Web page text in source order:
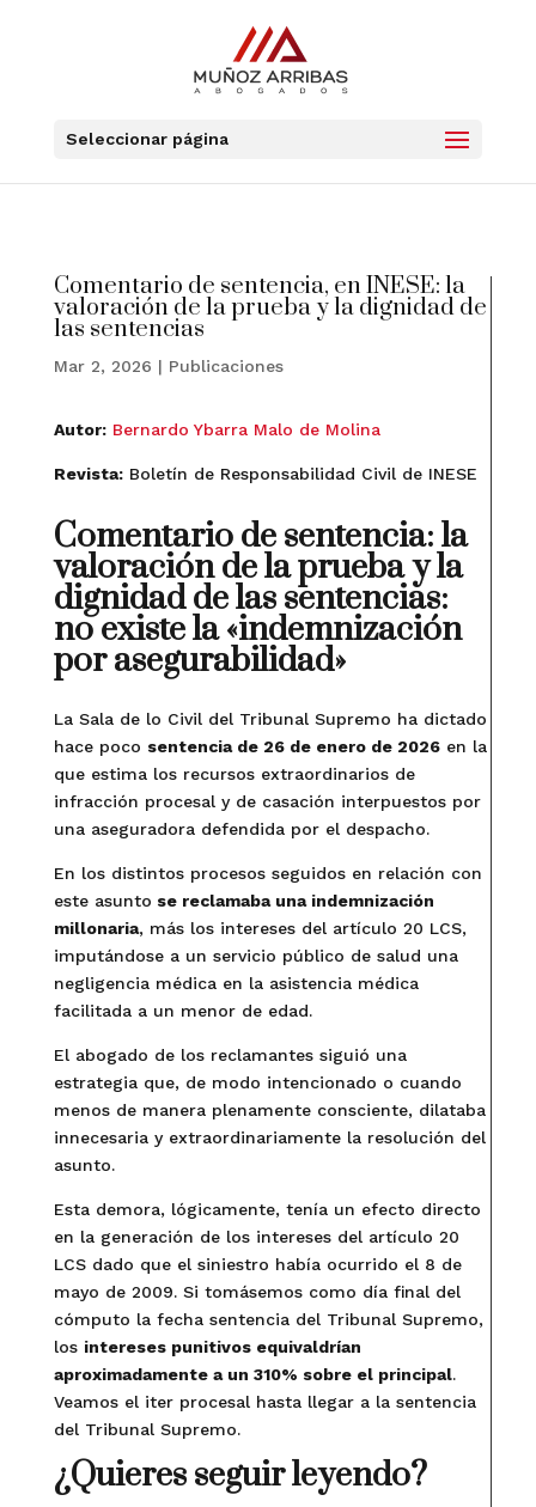
Seleccionar página
Comentario de sentencia, en INESE: la
valoración de la prueba y la dignidad de
las sentencias
Mar 2, 2026 | Publicaciones
Autor: Bernardo Ybarra Malo de Molina
Revista:Boletín de Responsabilidad Civil de INESE
Comentario de sentencia: la
valoración de la prueba y la
dignidad de las sentencias:
no existe la «indemnización
por asegurabilidad»
La Sala de lo Civil del Tribunal Supremo ha dictado
hace poco sentencia de 26 de enero de 2026en la
que estima los recursos extraordinarios de
infracción procesal y de casación interpuestos por
una aseguradora defendida por el despacho.
En los distintos procesos seguidos en relación con
este asunto se reclamaba una indemnización
millonaria, más los intereses del artículo 20 LCS,
imputándose a un servicio público de salud una
negligencia médica en la asistencia médica
facilitada a un menor de edad.
El abogado de los reclamantes siguió una
estrategia que, de modo intencionado o cuando
menos de manera plenamente consciente, dilataba
innecesaria y extraordinariamente la resolución del
asunto.
Esta demora, lógicamente, tenía un efecto directo
en la generación de los intereses del artículo 20
LCS dado que el siniestro había ocurrido el 8 de
mayo de 2009. Si tomásemos como día final del
cómputo la fecha sentencia del Tribunal Supremo,
los intereses punitivos equivaldrían
aproximadamente a un 310% sobre el principal.
Veamos el iter procesal hasta llegar a la sentencia
del Tribunal Supremo.
¿Quieres seguir leyendo?